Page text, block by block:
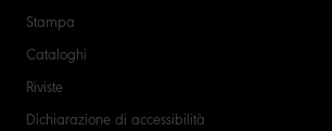
Stampa
Cataloghi
Riviste
Dichiarazione di accessibilità